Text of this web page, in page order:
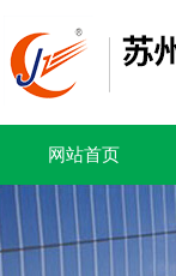
网站首页